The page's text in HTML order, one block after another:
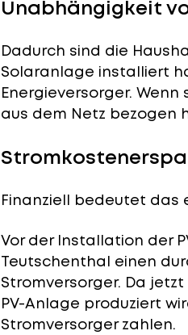
Unabhängigkeit
Dadurch sind die
Solaranlage installiert
Energieversorger.
aus dem Netz bezogen
Finanziell bedeutet das
Vor der Installation der
Teutschenthal einen
Stromversorger. Da
PV-Anlage produziert
Stromversorger zahlen.